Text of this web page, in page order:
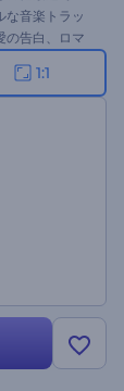
な音楽トラッ
の告白、ロマ
CM動画など
ものにしま
1:1